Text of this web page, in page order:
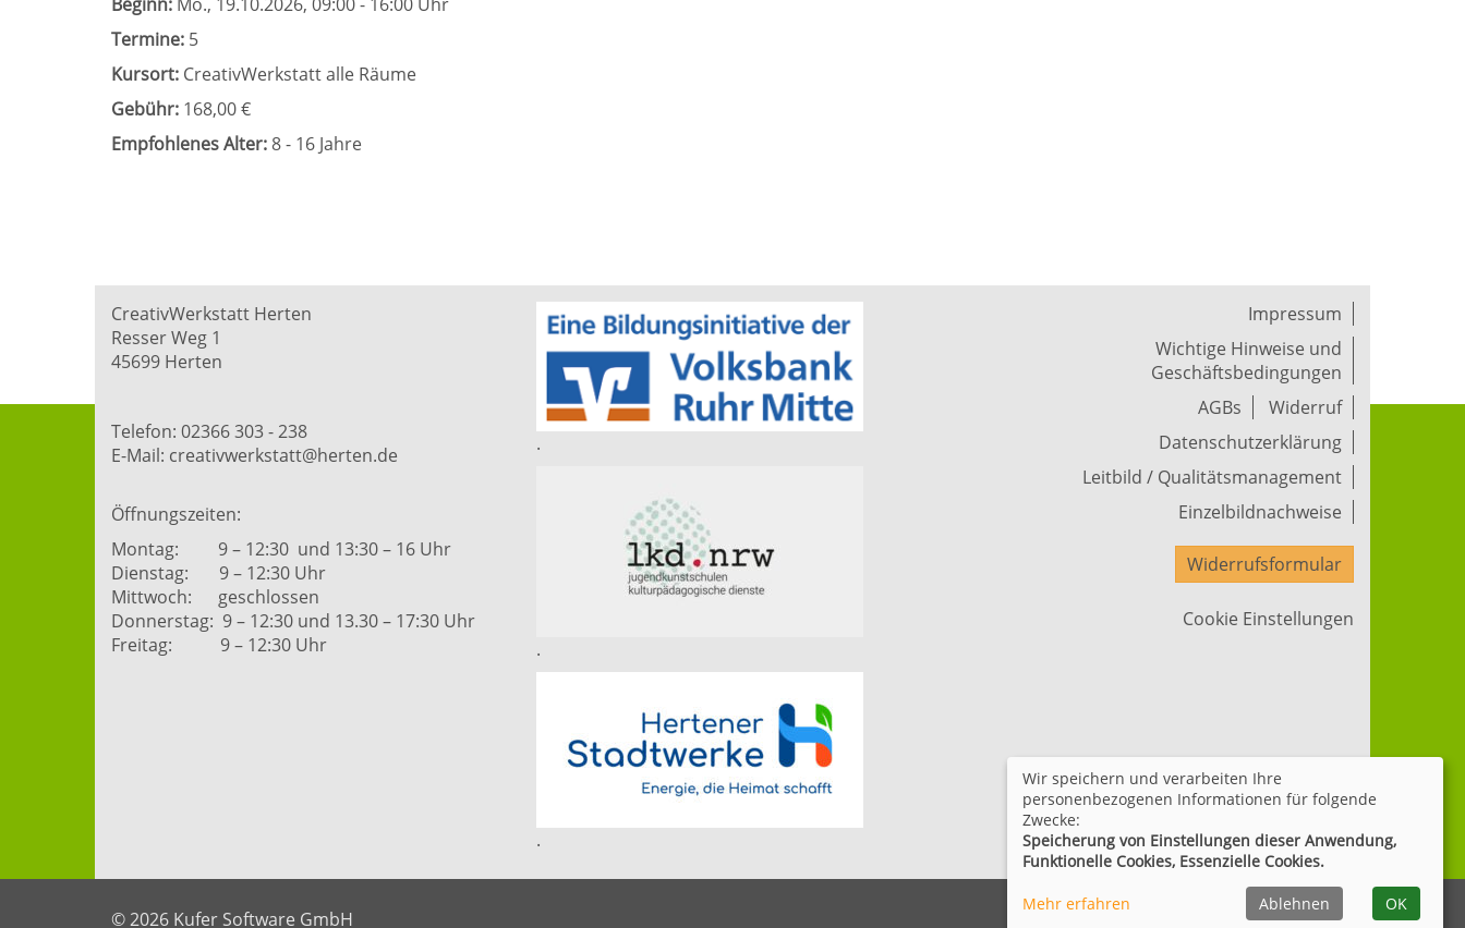
Termine: 5
Kursort: CreativWerkstatt alle Räume
Gebühr: 168,00 €
Empfohlenes Alter:8 - 16 Jahre
CreativWerkstatt Herten
Resser Weg 1
45699 Herten
Telefon: 02366 303 - 238
E-Mail: creativwerkstatt@herten.de
Öffnungszeiten:
Montag: 9 – 12:30 und 13:30 – 16 Uhr
Dienstag: 9 – 12:30 Uhr
Mittwoch: geschlossen
Donnerstag: 9 – 12:30 und 13.30 – 17:30 Uhr
Freitag: 9 – 12:30 Uhr
.
.
.
Impressum
Wichtige Hinweise und
Geschäftsbedingungen
AGBs
Widerruf
Datenschutzerklärung
Leitbild / Qualitätsmanagement
Einzelbildnachweise
Widerrufsformular
Cookie Einstellungen
© 2026 Kufer Software GmbH
Wir speichern und verarbeiten Ihre
personenbezogenen Informationen für folgende
Zwecke:
Speicherung von Einstellungen dieser Anwendung,
Funktionelle Cookies, Essenzielle Cookies.
Mehr erfahren Ablehnen OK